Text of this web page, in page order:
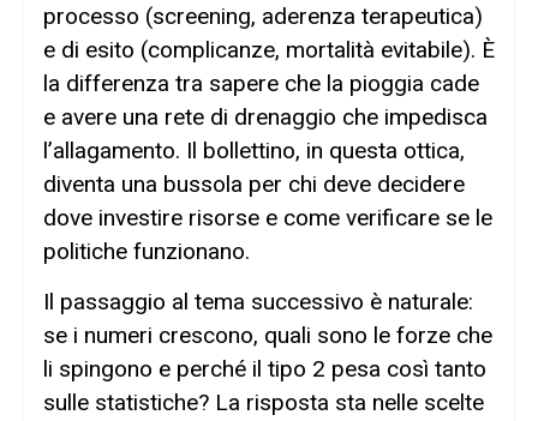
processo (screening, aderenza terapeutica)
e di esito (complicanze, mortalità evitabile). È
la differenza tra sapere che la pioggia cade
e avere una rete di drenaggio che impedisca
l’allagamento. Il bollettino, in questa ottica,
diventa una bussola per chi deve decidere
dove investire risorse e come verificare se le
politiche funzionano.
Il passaggio al tema successivo è naturale:
se i numeri crescono, quali sono le forze che
li spingono e perché il tipo 2 pesa così tanto
sulle statistiche? La risposta sta nelle scelte